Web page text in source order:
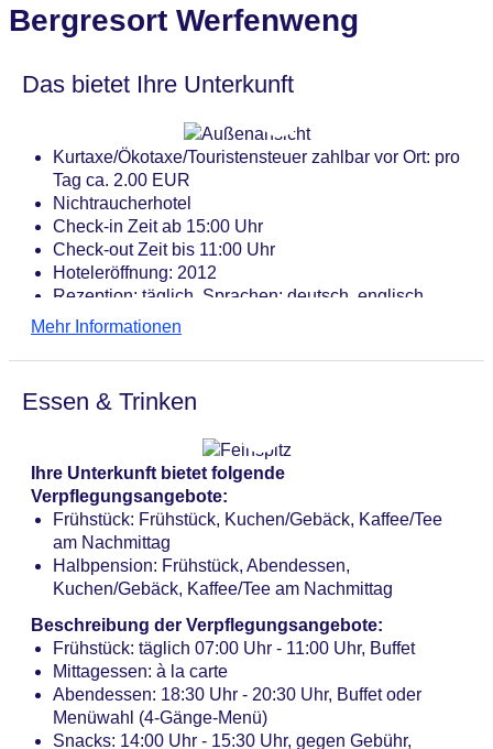
Bergresort Werfenweng
Das bietet Ihre Unterkunft
Kurtaxe/Ökotaxe/Touristensteuer zahlbar vor Ort: pro
Tag ca. 2.00 EUR
Nichtraucherhotel
Check-in Zeit ab 15:00 Uhr
Check-out Zeit bis 11:00 Uhr
Hoteleröffnung: 2012
Rezeption: täglich, Sprachen: deutsch, englisch
Lift
Gartenanlage, Sonnenterrasse
Pool: ohne Gebühr, Outdoor, beheizbar, im
Wellnessbereich, Liegen: ohne Gebühr,
Sonnenschirme: ohne Gebühr
Whirlpool: ohne Gebühr, Outdoor, beheizbar, im
Wellnessbereich
Badetücher: ohne Gebühr
Souvenirshop
Internet: WLAN/WiFi, im gesamten Hotel (Anlage):
ohne Gebühr
Zahlungsarten: TUI Card / VISA, MasterCard,
American Express, EC Karte/Maestro
Haustier: Hund erlaubt: pro Nacht ca. 25 EUR,
Anfrage notwendig
Parkmöglichkeiten: Garage: pro Tag ca. 12 EUR,
Anfrage & Reservierung nicht notwendig
Mehr Informationen
Essen & Trinken
Ihre Unterkunft bietet folgende
Verpflegungsangebote:
Frühstück: Frühstück, Kuchen/Gebäck, Kaffee/Tee
am Nachmittag
Halbpension: Frühstück, Abendessen,
Kuchen/Gebäck, Kaffee/Tee am Nachmittag
Beschreibung der Verpflegungsangebote:
Frühstück: täglich 07:00 Uhr - 11:00 Uhr, Buffet
Mittagessen: à la carte
Abendessen: 18:30 Uhr - 20:30 Uhr, Buffet oder
Menüwahl (4-Gänge-Menü)
Snacks: 14:00 Uhr - 15:30 Uhr, gegen Gebühr,